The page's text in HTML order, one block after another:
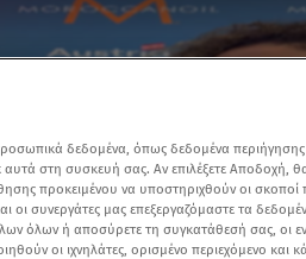
δεδομένα, όπως δεδομένα
στη συσκευή σας. Αν επιλέξετε Αποδοχή,
προκειμένου να υποστηριχθούν οι σκοποί
οι συνεργάτες μας επεξεργαζόμαστε τα
όλων ή αποσύρετε τη συγκατάθεσή σας, οι
οι ιχνηλάτες, ορισμένο περιεχόμενο και